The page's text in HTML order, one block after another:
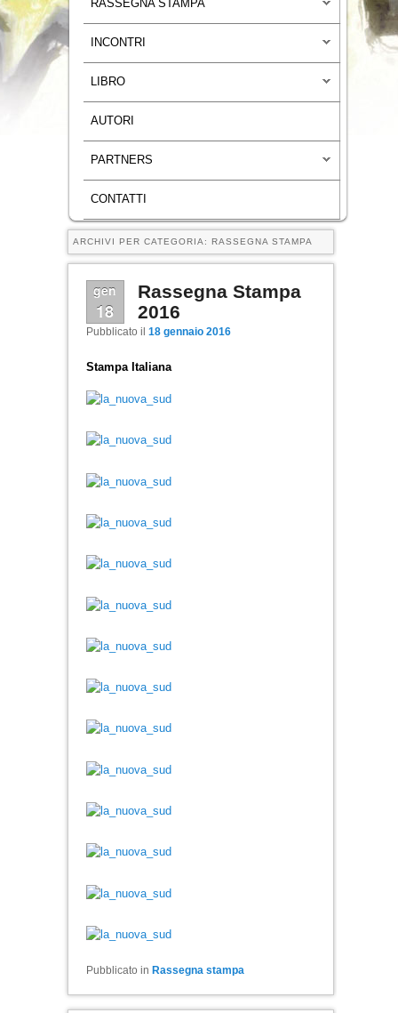
RASSEGNA STAMPA
INCONTRI
LIBRO
AUTORI
PARTNERS
CONTATTI
ARCHIVI PER CATEGORIA: RASSEGNA STAMPA
gen
18
Rassegna Stampa
2016
Pubblicato il 18 gennaio 2016
Stampa Italiana
Pubblicato in Rassegna stampa